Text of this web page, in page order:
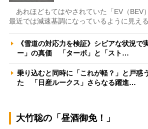
あれほどもてはやされていた「EV（BEV
最近では減速基調になっているように見え
《雪道の対応力を検証》シビアな状況で
ー」の真価 「ターボ」と「スト…
乗り込むと同時に「これが軽？」と戸惑
た 「日産ルークス」さらなる躍進…
大竹聡の「昼酒御免！」